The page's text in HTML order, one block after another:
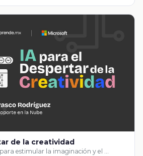
de la creatividad
estimular la imaginación y el …